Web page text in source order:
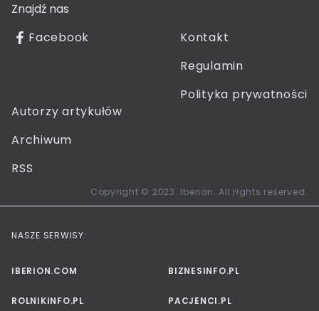
Znajdź nas
Facebook
Kontakt
Regulamin
Polityka prywatności
Autorzy artykułów
Archiwum
RSS
Copyright © 2023. Iberion. All rights reserved.
NASZE SERWISY:
IBERION.COM BIZNESINFO.PL
ROLNIKINFO.PL PACJENCI.PL